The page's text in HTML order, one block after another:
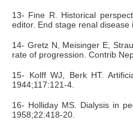
13- Fine R. Historical
editor. End stage renal
14- Gretz N, Meisinger E,
rate of progression. Contrib
15- Kolff WJ, Berk HT.
1944;117:121-4.
16- Holliday MS. Dialysis in
1958;22:418-20.